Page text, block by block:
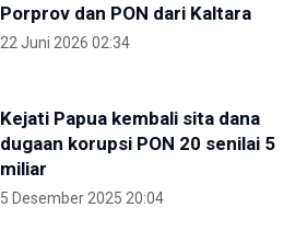
Porprov dan PON dari Kaltara
22 Juni 2026 02:34
Kejati Papua kembali sita dana
dugaan korupsi PON 20 senilai 5
miliar
5 Desember 2025 20:04